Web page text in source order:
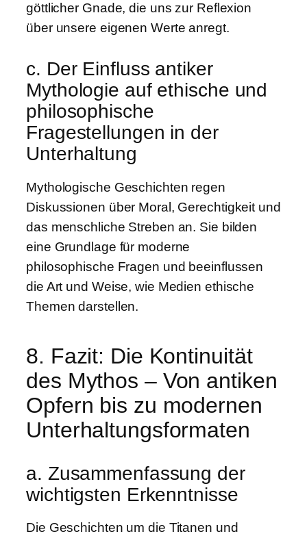
göttlicher Gnade, die uns zur Reflexion
über unsere eigenen Werte anregt.
c. Der Einfluss antiker
Mythologie auf ethische und
philosophische
Fragestellungen in der
Unterhaltung
Mythologische Geschichten regen
Diskussionen über Moral, Gerechtigkeit und
das menschliche Streben an. Sie bilden
eine Grundlage für moderne
philosophische Fragen und beeinflussen
die Art und Weise, wie Medien ethische
Themen darstellen.
8. Fazit: Die Kontinuität
des Mythos – Von antiken
Opfern bis zu modernen
Unterhaltungsformaten
a. Zusammenfassung der
wichtigsten Erkenntnisse
Die Geschichten um die Titanen und